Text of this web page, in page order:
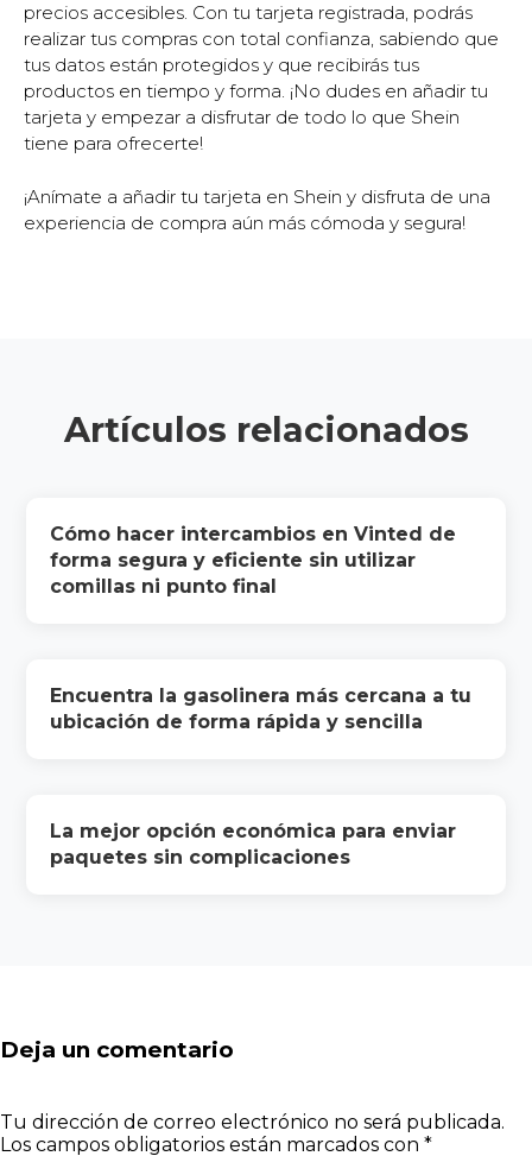
precios accesibles. Con tu tarjeta registrada, podrás
realizar tus compras con total confianza, sabiendo que
tus datos están protegidos y que recibirás tus
productos en tiempo y forma. ¡No dudes en añadir tu
tarjeta y empezar a disfrutar de todo lo que Shein
tiene para ofrecerte!
¡Anímate a añadir tu tarjeta en Shein y disfruta de una
experiencia de compra aún más cómoda y segura!
Artículos relacionados
Cómo hacer intercambios en Vinted de
forma segura y eficiente sin utilizar
comillas ni punto final
Encuentra la gasolinera más cercana a tu
ubicación de forma rápida y sencilla
La mejor opción económica para enviar
paquetes sin complicaciones
Deja un comentario
Tu dirección de correo electrónico no será publicada.
Los campos obligatorios están marcados con *